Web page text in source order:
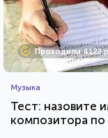
Проходили 4122
Музыка
Тест: назовите
композитора